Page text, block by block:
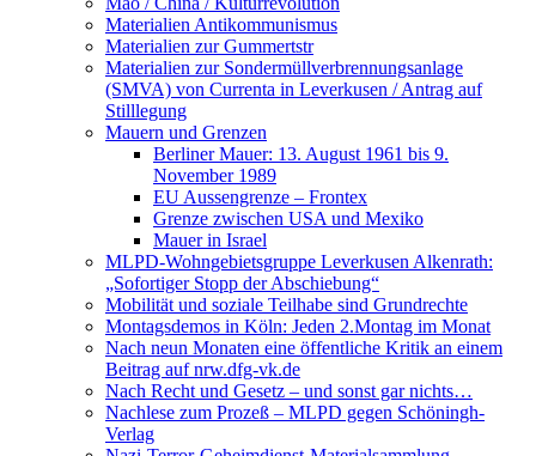
Materialien Antikommunismus
Materialien zur Gummertstr
Materialien zur Sondermüllverbrennungsanlage
(SMVA) von Currenta in Leverkusen / Antrag auf
Stilllegung
Mauern und Grenzen
Berliner Mauer: 13. August 1961 bis 9.
November 1989
EU Aussengrenze – Frontex
Grenze zwischen USA und Mexiko
Mauer in Israel
MLPD-Wohngebietsgruppe Leverkusen Alkenrath:
„Sofortiger Stopp der Abschiebung“
Mobilität und soziale Teilhabe sind Grundrechte
Montagsdemos in Köln: Jeden 2.Montag im Monat
Nach neun Monaten eine öffentliche Kritik an einem
Beitrag auf nrw.dfg-vk.de
Nach Recht und Gesetz – und sonst gar nichts…
Nachlese zum Prozeß – MLPD gegen Schöningh-
Verlag